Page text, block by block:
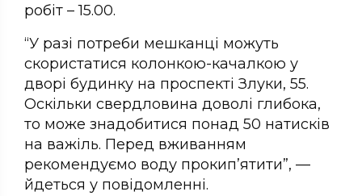
робіт – 15.00.
“У разі потреби мешканці можуть
скористатися колонкою-качалкою у
дворі будинку на проспекті Злуки, 55.
Оскільки свердловина доволі глибока,
то може знадобитися понад 50 натисків
на важіль. Перед вживанням
рекомендуємо воду прокип’ятити”, —
йдеться у повідомленні.